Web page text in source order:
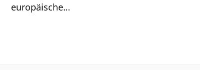
europäische